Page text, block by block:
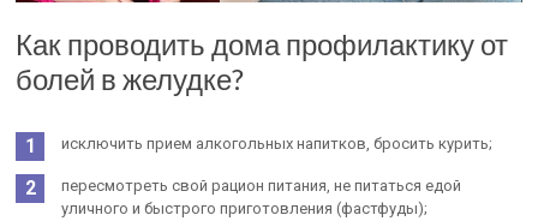
Как проводить дома профилактику от
болей в желудке?
исключить прием алкогольных напитков, бросить курить;
пересмотреть свой рацион питания, не питаться едой
уличного и быстрого приготовления (фастфуды);